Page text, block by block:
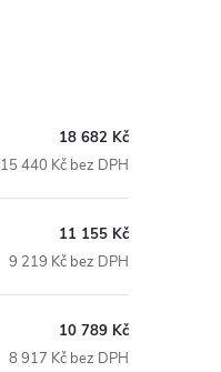
18 682 Kč
15 440 Kč bez DPH
11 155 Kč
9 219 Kč bez DPH
10 789 Kč
8 917 Kč bez DPH